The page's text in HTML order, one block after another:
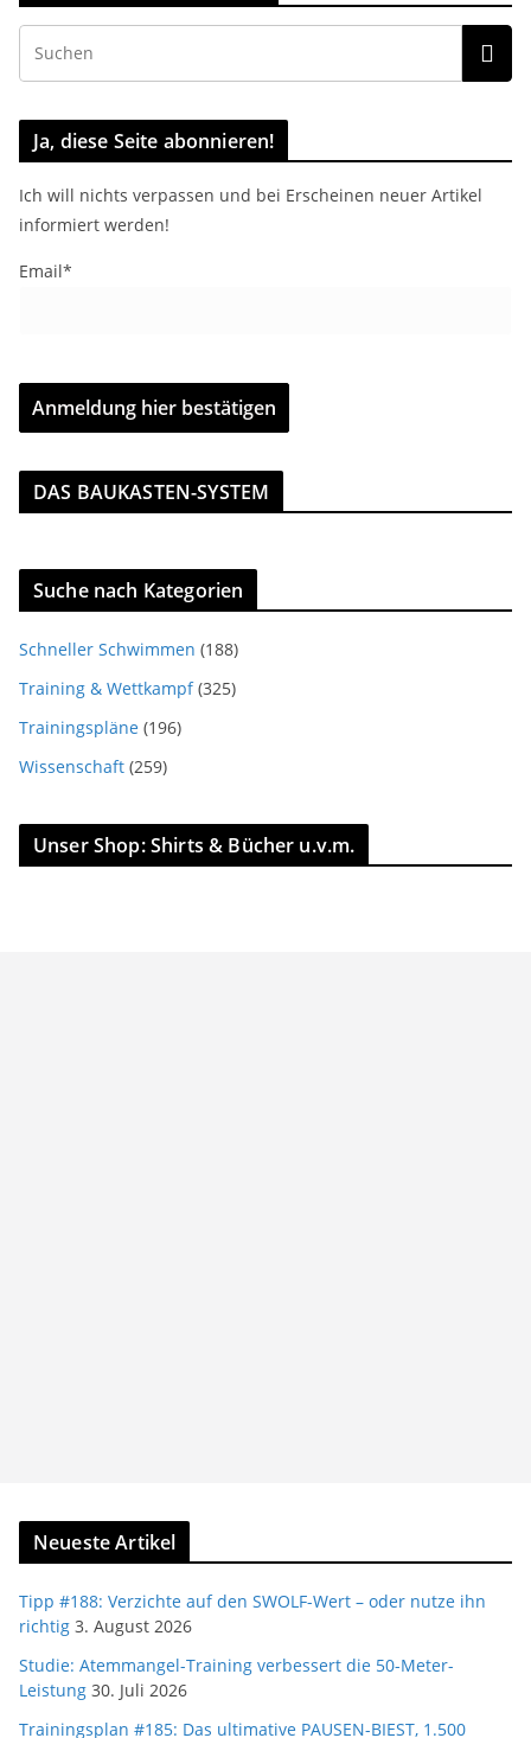
Ja, diese Seite abonnieren!
Ich will nichts verpassen und bei Erscheinen neuer Artikel
informiert werden!
Email*
DAS BAUKASTEN-SYSTEM
Suche nach Kategorien
Schneller Schwimmen (188)
Training & Wettkampf(325)
Trainingspläne (196)
Wissenschaft (259)
Unser Shop: Shirts & Bücher u.v.m.
Neueste Artikel
Tipp #188: Verzichte auf den SWOLF-Wert – oder nutze ihn
richtig 3. August 2026
Studie: Atemmangel-Training verbessert die 50-Meter-
Leistung 30. Juli 2026
Trainingsplan #185: Das ultimative PAUSEN-BIEST, 1.500